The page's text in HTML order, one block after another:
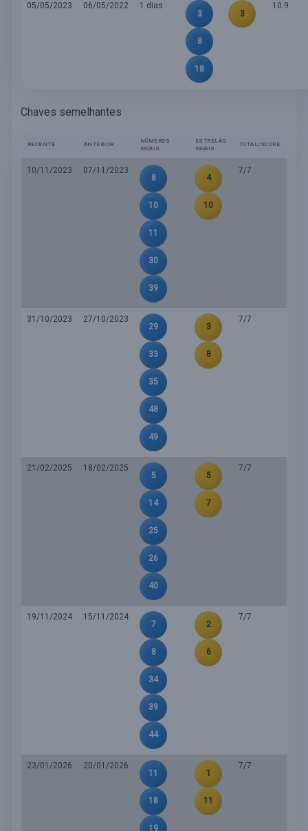
05/05/2023 06/05/2022
1 dias
3
8
18
3
10.9
Chaves semelhantes
RECENTE ANTERIOR
NÚMEROS
IGUAIS
ESTRELAS
IGUAIS
TOTAL/SCORE
10/11/2023
07/11/2023
8
10
11
30
39
4
10
7/7
31/10/2023
27/10/2023
29
33
35
48
49
3
8
7/7
21/02/2025
18/02/2025
5
14
25
26
40
5
7
7/7
19/11/2024
15/11/2024
7
8
34
39
44
2
6
7/7
23/01/2026
20/01/2026
11
18
19
1
11
7/7